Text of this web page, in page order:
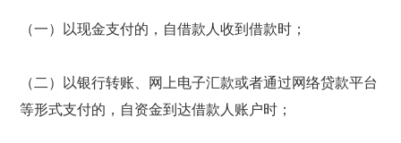
（一）以现金支付的，自借款人收到借款时；
（二）以银行转账、网上电子汇款或者通过网络贷款平台
等形式支付的，自资金到达借款人账户时；